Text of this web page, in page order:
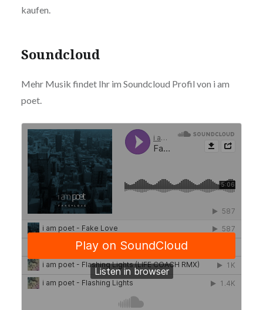
kaufen.
Soundcloud
Mehr Musik findet Ihr im Soundcloud Profil von i am
poet.